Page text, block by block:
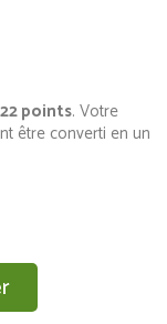
22points. Votre
être converti en un